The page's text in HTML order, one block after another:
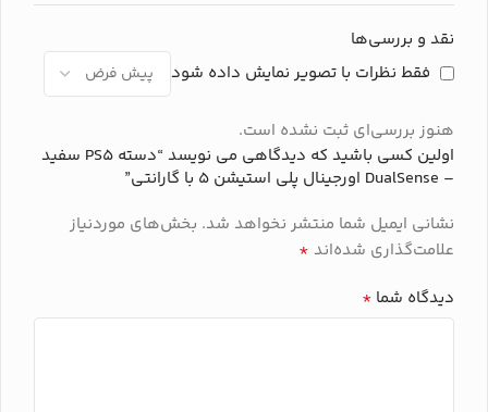
برند
نقد و بررسی‌ها
فقط نظرات با تصویر نمایش داده شود
هنوز بررسی‌ای ثبت نشده است.
اولین کسی باشید که دیدگاهی می نویسد “دسته PS5 سفید
– DualSense اورجینال پلی استیشن ۵ با گارانتی”
نشانی ایمیل شما منتشر نخواهد شد. بخش‌های موردنیاز
علامت‌گذاری شده‌اند *
دیدگاه شما *